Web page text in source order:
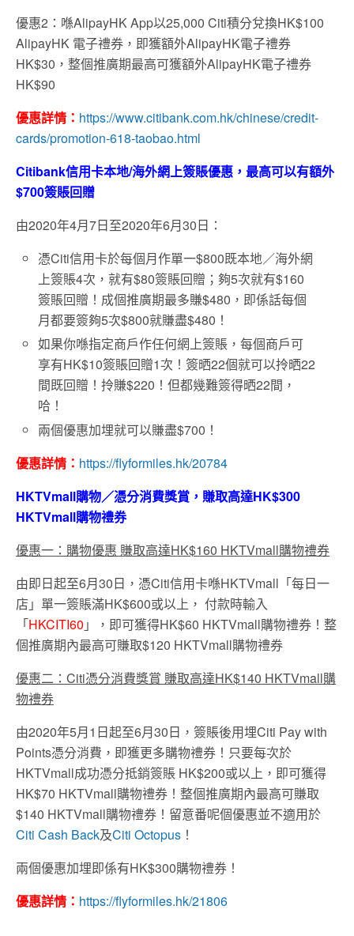
優惠2：喺AlipayHK App以25,000 Citi積分兌換HK$100
AlipayHK 電子禮券，即獲額外AlipayHK電子禮券
HK$30，整個推廣期最高可獲額外AlipayHK電子禮券
HK$90
優惠詳情： https://www.citibank.com.hk/chinese/credit-
cards/promotion-618-taobao.html
Citibank信用卡本地/海外網上簽賬優惠，最高可以有額外
$700簽賬回贈
由2020年4月7日至2020年6月30日：
憑Citi信用卡於每個月作單一$800既本地／海外網
上簽賬4次，就有$80簽賬回贈；夠5次就有$160
簽賬回贈！成個推廣期最多賺$480，即係話每個
月都要簽夠5次$800就賺盡$480！
如果你喺指定商戶作任何網上簽賬，每個商戶可
享有HK$10簽賬回贈1次！簽晒22個就可以拎晒22
間既回贈！拎賺$220！但都幾難簽得晒22間，
哈！
兩個優惠加埋就可以賺盡$700！
優惠詳情： https://flyformiles.hk/20784
HKTVmall購物／憑分消費獎賞，賺取高達HK$300
HKTVmall購物禮券
優惠一：購物優惠 賺取高達HK$160 HKTVmall購物禮券
由即日起至6月30日，憑Citi信用卡喺HKTVmall「每日一
店」單一簽賬滿HK$600或以上， 付款時輸入
「HKCITI60 」，即可獲得HK$60 HKTVmall購物禮券！整
個推廣期內最高可賺取$120 HKTVmall購物禮券
優惠二：Citi憑分消費獎賞 賺取高達HK$140 HKTVmall購
物禮券
由2020年5月1日起至6月30日，簽賬後用埋Citi Pay with
Points憑分消費，即獲更多購物禮券！只要每次於
HKTVmall成功憑分抵銷簽賬 HK$200或以上，即可獲得
HK$70 HKTVmall購物禮券！整個推廣期內最高可賺取
$140 HKTVmall購物禮券！留意番呢個優惠並不適用於
Citi Cash Back及Citi Octopus ！
兩個優惠加埋即係有HK$300購物禮券！
優惠詳情： https://flyformiles.hk/21806